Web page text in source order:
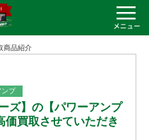
商品紹介
ンプ
ズ】の【パワーアンプ
価買取させていただき